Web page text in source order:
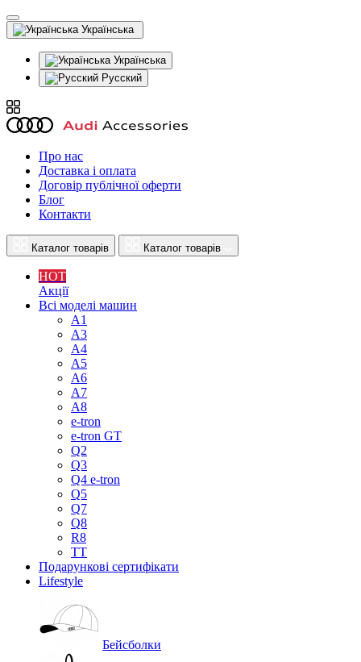
Українська
Українська
Русский
Про нас
Доставка і оплата
Договір публічної оферти
Блог
Контакти
Каталог товарів Каталог товарів
HOT
Акції
Всі моделі машин
A1
A3
A4
A5
A6
A7
A8
e-tron
e-tron GT
Q2
Q3
Q4 e-tron
Q5
Q7
Q8
R8
TT
Подарункові сертифікати
Lifestyle
Бейсболки